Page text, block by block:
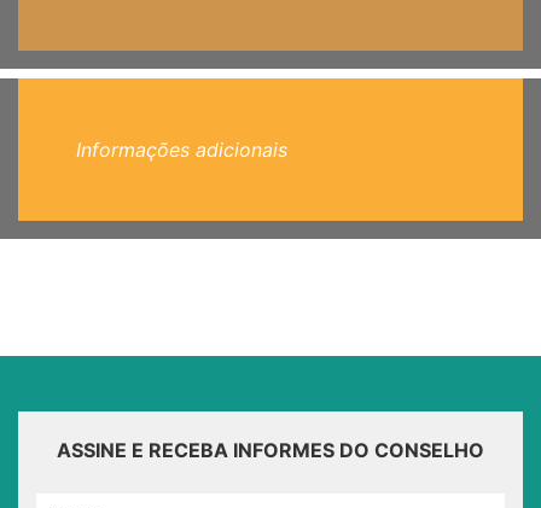
Informações adicionais
ASSINE E RECEBA INFORMES DO CONSELHO